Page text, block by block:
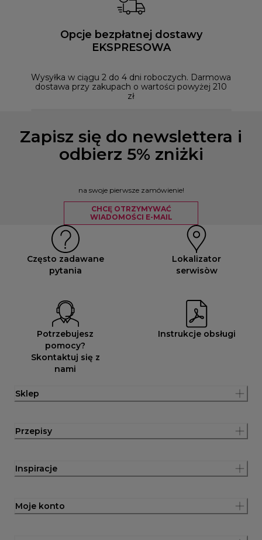
Opcje bezpłatnej dostawy
EKSPRESOWA
Wysyłka w ciągu 2 do 4 dni roboczych. Darmowa
dostawa przy zakupach o wartości powyżej 210
zł
Zapisz się do newslettera i
odbierz 5% zniżki
na swoje pierwsze zamówienie!
CHCĘ OTRZYMYWAĆ
WIADOMOŚCI E-MAIL
Często zadawane
pytania
Lokalizator
serwisòw
Potrzebujesz
pomocy?
Skontaktuj się z
nami
Instrukcje obsługi
Sklep
Przepisy
Inspiracje
Moje konto